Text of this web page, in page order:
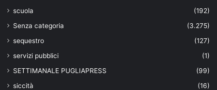
scuola
(192)
Senza categoria
(3.275)
sequestro
(127)
servizi pubblici
(1)
SETTIMANALE PUGLIAPRESS
(99)
siccità
(16)